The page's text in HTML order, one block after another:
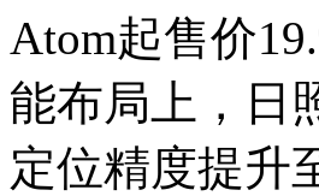
Atom起售价
能布局上，日
定位精度提升